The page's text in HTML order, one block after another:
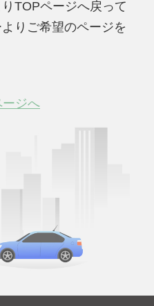
TOPページへ戻って
りご希望のページを
ジへ